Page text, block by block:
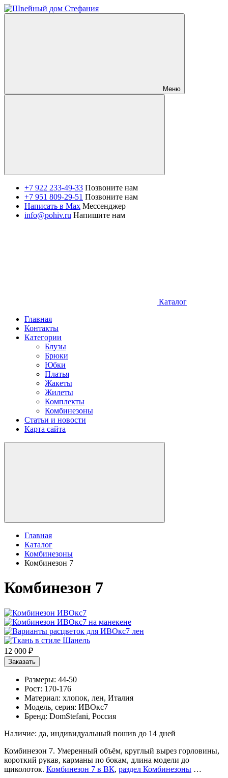
Меню
+7 922 233-49-33 Позвоните нам
+7 951 809-29-51 Позвоните нам
Написать в Max Мессенджер
info@pohiv.ru Напишите нам
Каталог
Главная
Контакты
Категории
Блузы
Брюки
Юбки
Платья
Жакеты
Жилеты
Комплекты
Комбинезоны
Статьи и новости
Карта сайта
Главная
Каталог
Комбинезоны
Комбинезон 7
Комбинезон 7
12 000 ₽
Заказать
Размеры: 44-50
Рост: 170-176
Материал: хлопок, лен, Италия
Модель, серия: ИВОкс7
Бренд: DomStefani, Россия
Наличие: да, индивидуальный пошив до 14 дней
Комбинезон 7. Умеренный объём, круглый вырез горловины,
короткий рукав, карманы по бокам, длина модели до
щиколоток. Комбинезон 7 в ВК, раздел Комбинезоны …